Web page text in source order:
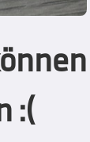
:(